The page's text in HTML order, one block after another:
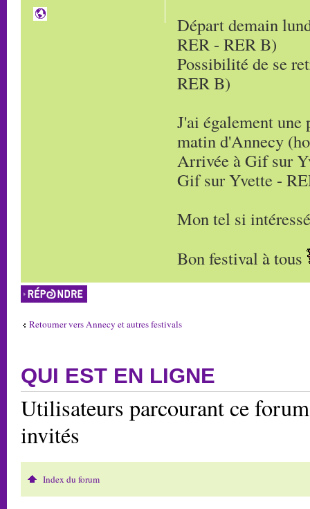
Départ demain
RER - RER B)
Possibilité de se
RER B)
J'ai également
matin d'Annecy
Arrivée à Gif sur
Gif sur Yvette -
Mon tel si
Bon festival à tous
Répondre
Retourner vers Annecy et autres festivals
QUI EST EN LIGNE
Utilisateurs parcourant ce
invités
Index du forum